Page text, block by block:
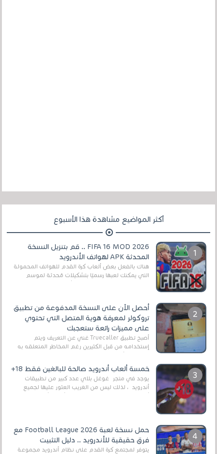
أكثر المواضيع مشاهدة هذا الأسبوع
FIFA 16 MOD 2026 .. قم بتنزيل النسخة
المحدثة APK لهواتف الأندرويد
هناك بالفعل بعض ألعاب كرة القدم للهواتف المحمولة
التي يمكنك لعبها رسميًا بتشكيلات مُحدثة لموسم
أحصل الآن على النسخة المدفوعة من تطبيق
تروكولر لمعرفة هوية المتصل التي تحتوي
على مميزات رائعة ستعجبك
أصبح تطبيق Truecaller غني عن التعريف ويتم
إستخدامه من قبل الكثيرين رغم المخاطر المتعلقه به
خمسة ألعاب أندرويد صالحة للبالغين فقط 18+
يوجد في متجر غوغل بلاي عدد كبير من تطبيقات
أندرويد ، لذلك ليس من الغريب العثور عليها لجميع
حمل نسخة لعبة Football League 2026 مع
فرق حقيقية للأندرويد .. دليل التثبيت
يتوفر لمجتمع كرة القدم على نظام أندرويد مجموعة